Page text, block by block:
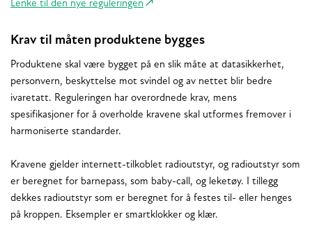
Lenke til den nye reguleringen
Krav til måten produktene bygges
Produktene skal være bygget på en slik måte at datasikkerhet,
personvern, beskyttelse mot svindel og av nettet blir bedre
ivaretatt. Reguleringen har overordnede krav, mens
spesifikasjoner for å overholde kravene skal utformes fremover i
harmoniserte standarder.
Kravene gjelder internett-tilkoblet radioutstyr, og radioutstyr som
er beregnet for barnepass, som baby-call, og leketøy. I tillegg
dekkes radioutstyr som er beregnet for å festes til- eller henges
på kroppen. Eksempler er smartklokker og klær.